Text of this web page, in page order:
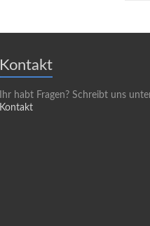
Kontakt
Ihr habt Fragen? Schreibt uns
Kontakt